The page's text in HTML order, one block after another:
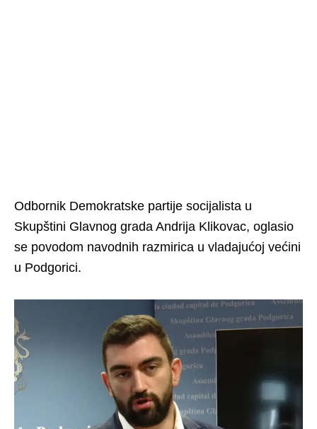
Odbornik Demokratske partije socijalista u
Skupštini Glavnog grada Andrija Klikovac, oglasio
se povodom navodnih razmirica u vladajućoj većini
u Podgorici.